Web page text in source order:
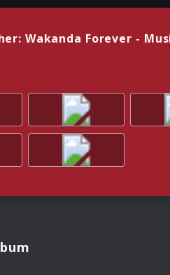
Wakanda Forever -